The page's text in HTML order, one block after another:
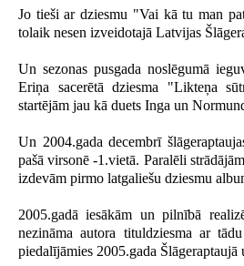
Jo tieši ar dziesmu "Vai kā tu man
tolaik nesen izveidotajā Latvijas
Un sezonas pusgada noslēgumā
Eriņa sacerētā dziesma "Likteņa
startējām jau kā duets Inga un
Un 2004.gada decembrī
pašā virsonē -1.vietā. Paralēli
izdevām pirmo latgaliešu dziesmu
2005.gadā iesākām un pilnībā
nezināma autora tituldziesma ar
piedalījāmies 2005.gada Šlāgeraptaujā